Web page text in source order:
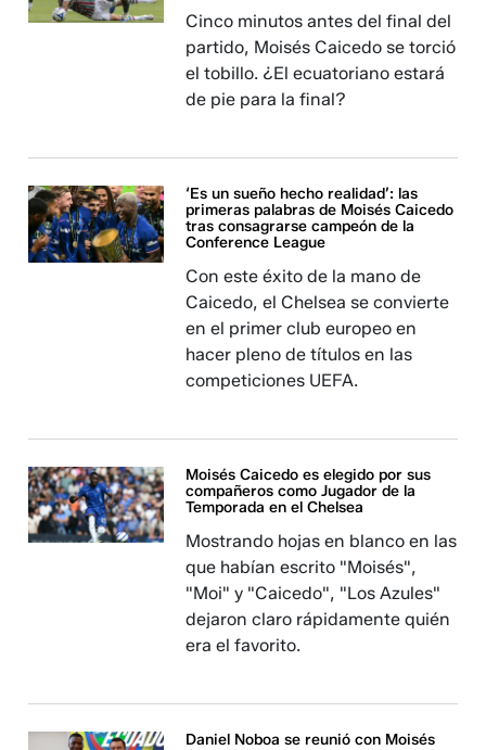
Cinco minutos antes del final del
partido, Moisés Caicedo se torció
el tobillo. ¿El ecuatoriano estará
de pie para la final?
‘Es un sueño hecho realidad’: las
primeras palabras de Moisés Caicedo
tras consagrarse campeón de la
Conference League
Con este éxito de la mano de
Caicedo, el Chelsea se convierte
en el primer club europeo en
hacer pleno de títulos en las
competiciones UEFA.
Moisés Caicedo es elegido por sus
compañeros como Jugador de la
Temporada en el Chelsea
Mostrando hojas en blanco en las
que habían escrito "Moisés",
"Moi" y "Caicedo", "Los Azules"
dejaron claro rápidamente quién
era el favorito.
Daniel Noboa se reunió con Moisés